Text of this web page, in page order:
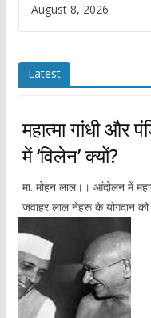
August 8, 2026
Latest
महात्मा गांधी और
में ‘विलेन’ क्यों?
मा. मोहन लाल।। आंदोलन में
जवाहर लाल नेहरू के योगदान